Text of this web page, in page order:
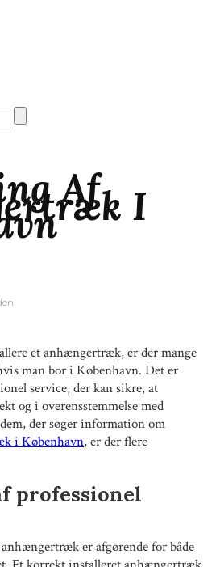
Af I
et anhængertræk, er der mange
man bor i København. Det er
service, der kan sikre, at
og i overensstemmelse med
der søger information om
i København, er der flere
professionel
er afgørende for både